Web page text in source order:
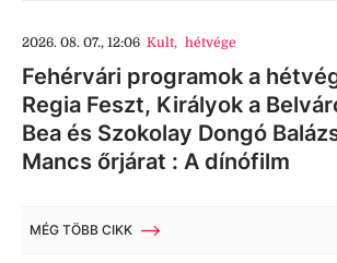
2026. 08. 07., 12:06 Kult, hétvége
Fehérvári programok a
Regia Feszt, Királyok a
Bea és Szokolay Dongó
Mancs őrjárat : A dínófilm
MÉG TÖBB CIKK